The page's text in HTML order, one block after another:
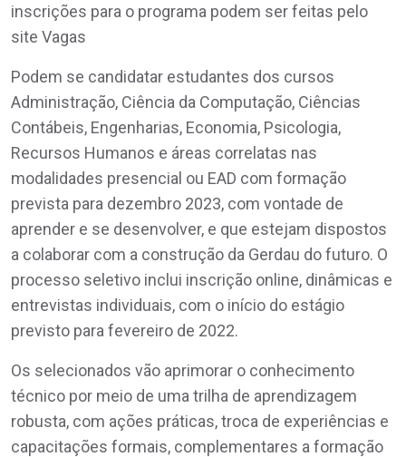
inscrições para o programa podem ser feitas pelo
site Vagas
Podem se candidatar estudantes dos cursos
Administração, Ciência da Computação, Ciências
Contábeis, Engenharias, Economia, Psicologia,
Recursos Humanos e áreas correlatas nas
modalidades presencial ou EAD com formação
prevista para dezembro 2023, com vontade de
aprender e se desenvolver, e que estejam dispostos
a colaborar com a construção da Gerdau do futuro. O
processo seletivo inclui inscrição online, dinâmicas e
entrevistas individuais, com o início do estágio
previsto para fevereiro de 2022.
Os selecionados vão aprimorar o conhecimento
técnico por meio de uma trilha de aprendizagem
robusta, com ações práticas, troca de experiências e
capacitações formais, complementares a formação